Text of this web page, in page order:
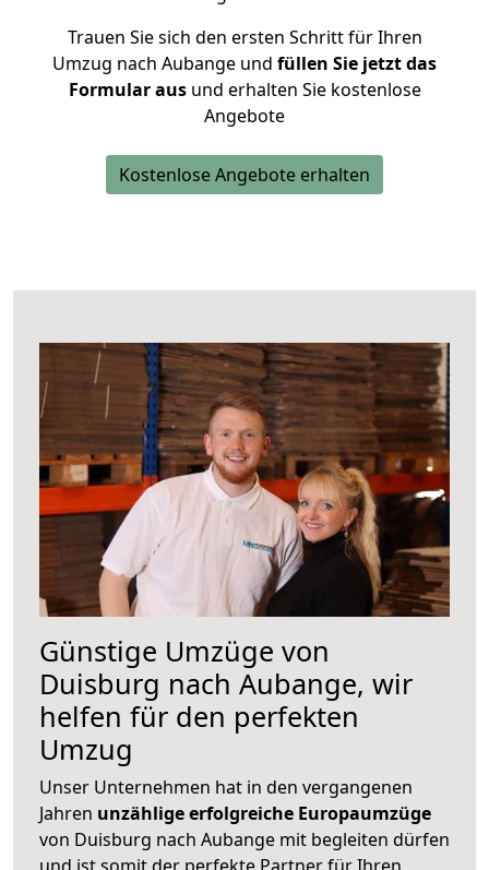
Trauen Sie sich den ersten Schritt für Ihren
Umzug nach Aubange und füllen Sie jetzt das
Formular ausund erhalten Sie kostenlose
Angebote
Kostenlose Angebote erhalten
Günstige Umzüge von
Duisburg nach Aubange, wir
helfen für den perfekten
Umzug
Unser Unternehmen hat in den vergangenen
Jahren unzählige erfolgreiche Europaumzüge
von Duisburg nach Aubange mit begleiten dürfen